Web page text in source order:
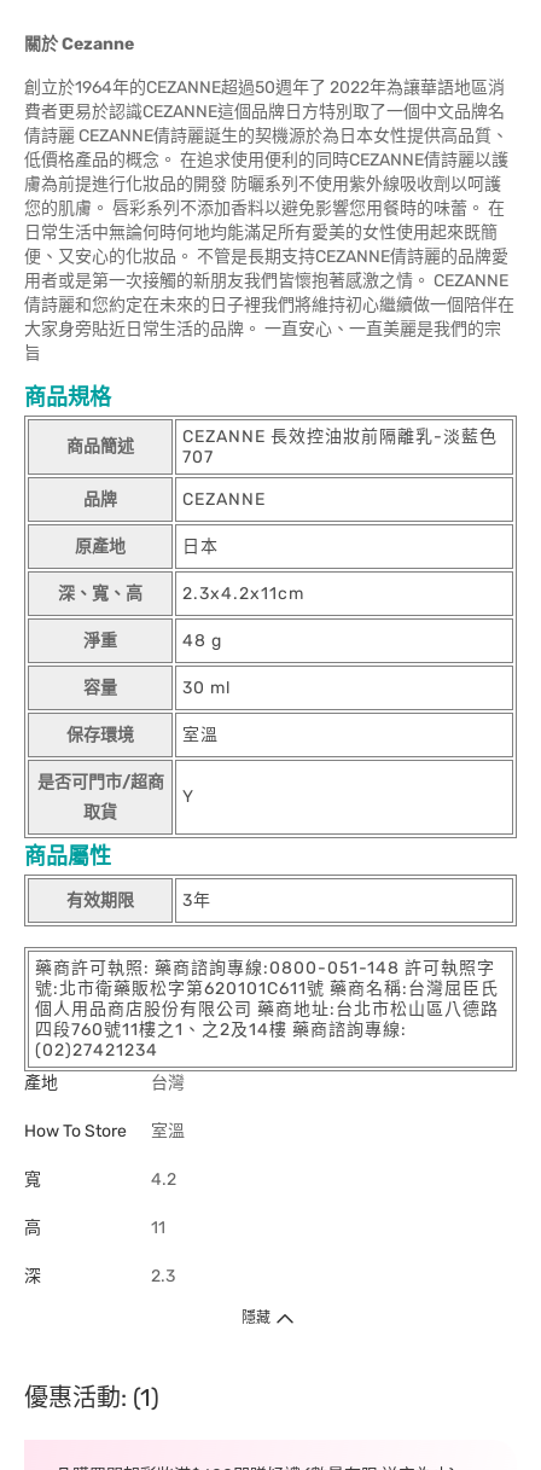
關於Cezanne
創立於1964年的CEZANNE超過50週年了 2022年為讓華語地區消
費者更易於認識CEZANNE這個品牌日方特別取了一個中文品牌名
倩詩麗 CEZANNE倩詩麗誕生的契機源於為日本女性提供高品質、
低價格產品的概念。 在追求使用便利的同時CEZANNE倩詩麗以護
膚為前提進行化妝品的開發 防曬系列不使用紫外線吸收劑以呵護
您的肌膚。 唇彩系列不添加香料以避免影響您用餐時的味蕾。 在
日常生活中無論何時何地均能滿足所有愛美的女性使用起來既簡
便、又安心的化妝品。 不管是長期支持CEZANNE倩詩麗的品牌愛
用者或是第一次接觸的新朋友我們皆懷抱著感激之情。 CEZANNE
倩詩麗和您約定在未來的日子裡我們將維持初心繼續做一個陪伴在
大家身旁貼近日常生活的品牌。 一直安心、一直美麗是我們的宗
旨
商品規格
商品簡述
CEZANNE 長效控油妝前隔離乳-淡藍色
707
品牌 CEZANNE
原產地 日本
深、寬、高 2.3x4.2x11cm
淨重 48 g
容量 30 ml
保存環境 室溫
是否可門市/超商
取貨
Y
商品屬性
有效期限 3年
藥商許可執照: 藥商諮詢專線:0800-051-148 許可執照字
號:北市衛藥販松字第620101C611號 藥商名稱:台灣屈臣氏
個人用品商店股份有限公司 藥商地址:台北市松山區八德路
四段760號11樓之1、之2及14樓 藥商諮詢專線:
(02)27421234
產地
台灣
How To Store 室溫
寬 4.2
高 11
深 2.3
隱藏
優惠活動: (1)